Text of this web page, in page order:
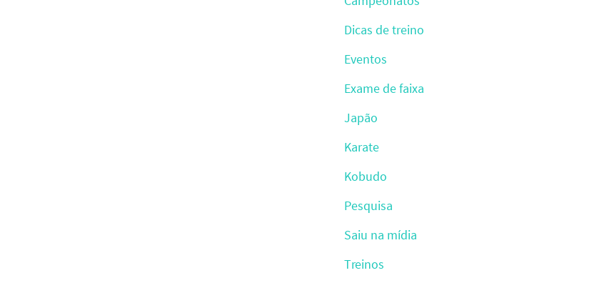
Dicas de treino
Eventos
Exame de faixa
Japão
Karate
Kobudo
Pesquisa
Saiu na mídia
Treinos